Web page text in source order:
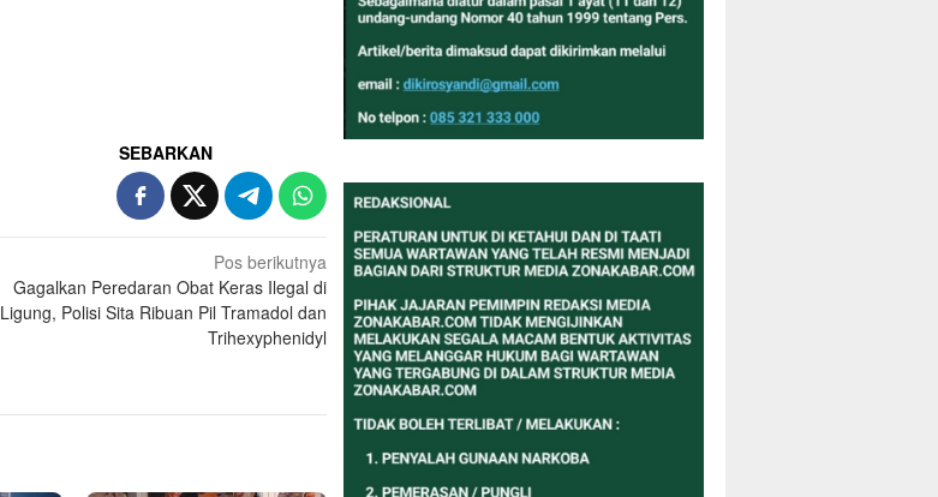
SEBARKAN
Pos berikutnya
Gagalkan Peredaran Obat Keras Ilegal di
Ligung, Polisi Sita Ribuan Pil Tramadol dan
Trihexyphenidyl